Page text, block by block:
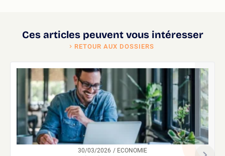
Ces articles peuvent vous intéresser
RETOUR AUX DOSSIERS
30/03/2026
/ ECONOMIE